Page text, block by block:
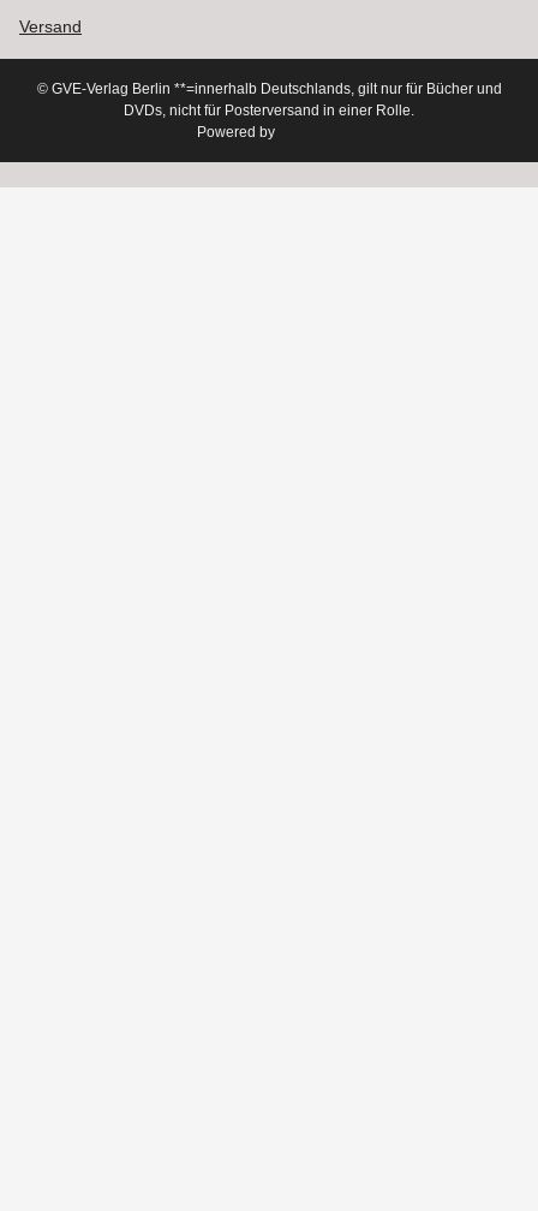
Versand
© GVE-Verlag Berlin **=innerhalb Deutschlands, gilt nur für Bücher und
DVDs, nicht für Posterversand in einer Rolle.
Powered by